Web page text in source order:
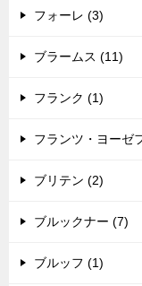
フォーレ (3)
ブラームス (11)
フランク (1)
フランツ・ヨーゼ
ブリテン (2)
ブルックナー (7)
ブルッフ (1)